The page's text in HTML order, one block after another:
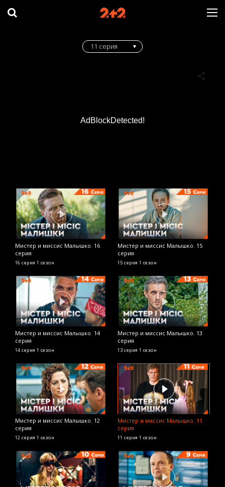
AdBlockDetected!
11 серия
Мистер и миссис Малышко. 16
серия
16 серия 1 сезон
Мистер и миссис Малышко. 15
серия
15 серия 1 сезон
Мистер и миссис Малышко. 14
серия
14 серия 1 сезон
Мистер и миссис Малышко. 13
серия
13 серия 1 сезон
Мистер и миссис Малышко. 12
серия
12 серия 1 сезон
Мистер и миссис Малышко. 11
серия
11 серия 1 сезон